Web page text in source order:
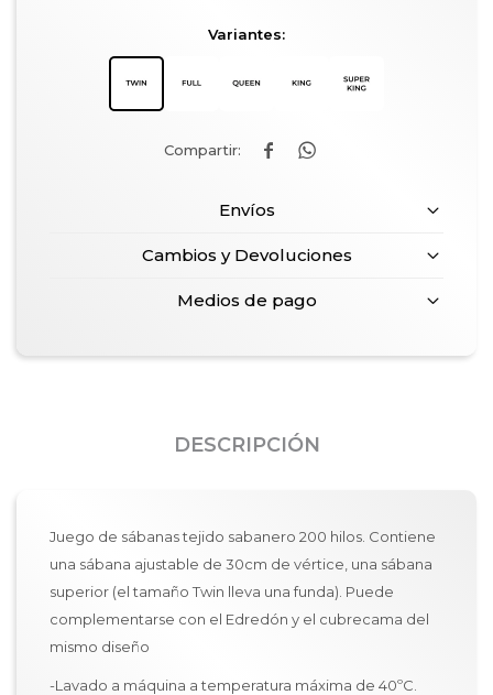
Variantes:
 
Envíos
Cambios y Devoluciones
Medios de pago
DESCRIPCIÓN
Juego de sábanas tejido sabanero 200 hilos. Contiene
una sábana ajustable de 30cm de vértice, una sábana
superior (el tamaño Twin lleva una funda). Puede
complementarse con el Edredón y el cubrecama del
mismo diseño
-Lavado a máquina a temperatura máxima de 40ºC.